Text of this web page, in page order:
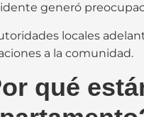
generó
locales
a la comunidad.
qué